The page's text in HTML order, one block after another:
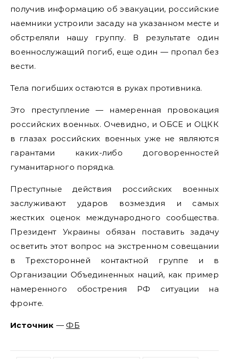
получив информацию об эвакуации, российские
наемники устроили засаду на указанном месте и
обстреляли нашу группу. В результате один
военнослужащий погиб, еще один — пропал без
вести.
Тела погибших остаются в руках противника.
Это преступление — намеренная провокация
российских военных. Очевидно, и ОБСЕ и ОЦКК
в глазах российских военных уже не являются
гарантами каких-либо договоренностей
гуманитарного порядка.
Преступные действия российских военных
заслуживают ударов возмездия и самых
жестких оценок международного сообщества.
Президент Украины обязан поставить задачу
осветить этот вопрос на экстренном совещании
в Трехсторонней контактной группе и в
Организации Объединенных наций, как пример
намеренного обострения РФ ситуации на
фронте.
Источник — ФБ